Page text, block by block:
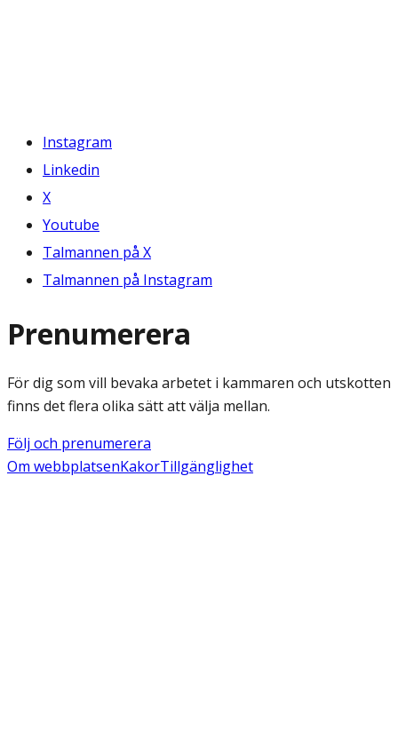
Instagram
Linkedin
X
Youtube
Talmannen på X
Talmannen på Instagram
Prenumerera
För dig som vill bevaka arbetet i kammaren och utskotten
finns det flera olika sätt att välja mellan.
Följ och prenumerera
Om webbplatsenKakorTillgänglighet